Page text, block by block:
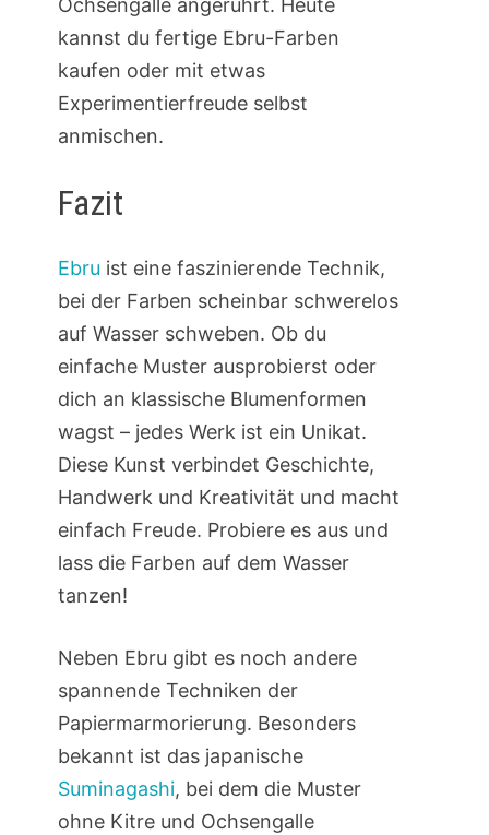
Ochsengalle angerührt. Heute
kannst du fertige Ebru-Farben
kaufen oder mit etwas
Experimentierfreude selbst
anmischen.
Fazit
Ebru ist eine faszinierende Technik,
bei der Farben scheinbar schwerelos
auf Wasser schweben. Ob du
einfache Muster ausprobierst oder
dich an klassische Blumenformen
wagst – jedes Werk ist ein Unikat.
Diese Kunst verbindet Geschichte,
Handwerk und Kreativität und macht
einfach Freude. Probiere es aus und
lass die Farben auf dem Wasser
tanzen!
Neben Ebru gibt es noch andere
spannende Techniken der
Papiermarmorierung. Besonders
bekannt ist das japanische
Suminagashi, bei dem die Muster
ohne Kitre und Ochsengalle